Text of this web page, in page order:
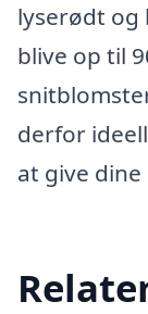
lyserødt og
blive op til
derfor
at give dine